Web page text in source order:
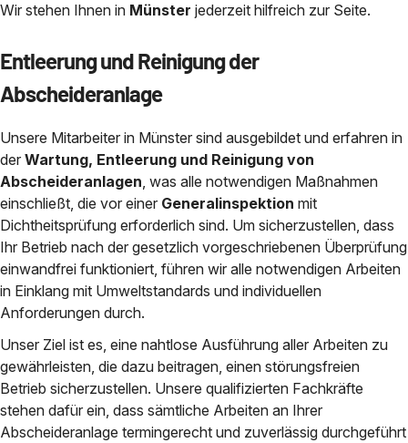
Wir stehen Ihnen in Münster jederzeit hilfreich zur Seite.
Entleerung und Reinigung der
Abscheideranlage
Unsere Mitarbeiter in Münster sind ausgebildet und erfahren in
der Wartung, Entleerung und Reinigung von
Abscheideranlagen, was alle notwendigen Maßnahmen
einschließt, die vor einer Generalinspektion mit
Dichtheitsprüfung erforderlich sind. Um sicherzustellen, dass
Ihr Betrieb nach der gesetzlich vorgeschriebenen Überprüfung
einwandfrei funktioniert, führen wir alle notwendigen Arbeiten
in Einklang mit Umweltstandards und individuellen
Anforderungen durch.
Unser Ziel ist es, eine nahtlose Ausführung aller Arbeiten zu
gewährleisten, die dazu beitragen, einen störungsfreien
Betrieb sicherzustellen. Unsere qualifizierten Fachkräfte
stehen dafür ein, dass sämtliche Arbeiten an Ihrer
Abscheideranlage termingerecht und zuverlässig durchgeführt